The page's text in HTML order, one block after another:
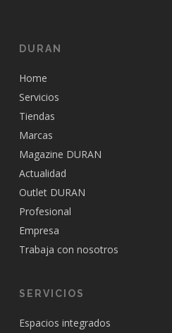
DURAN
Home
Servicios
Tiendas
Marcas
Magazine DURAN
Actualidad
Outlet DURAN
Profesional
Empresa
Trabaja con nosotros
SERVICIOS
Espacios integrados